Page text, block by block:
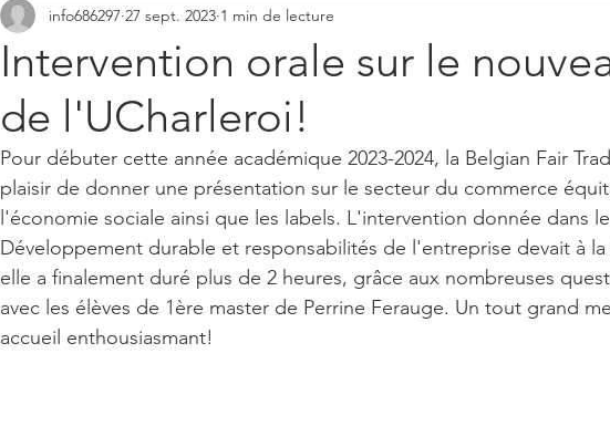
Intervention orale sur le
de l'UCharleroi!
info686297 27 sept. 2023 1 min de lecture
Pour débuter cette année académique 2023-2024, la Belgian Fair
plaisir de donner une présentation sur le secteur du commerce
l'économie sociale ainsi que les labels. L'intervention donnée dans
Développement durable et responsabilités de l'entreprise devait à
elle a finalement duré plus de 2 heures, grâce aux nombreuses
avec les élèves de 1ère master de Perrine Ferauge. Un tout grand
accueil enthousiasmant!